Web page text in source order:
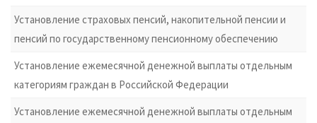
Установление страховых пенсий, накопительной пенсии и
пенсий по государственному пенсионному обеспечению
Установление ежемесячной денежной выплаты отдельным
категориям граждан в Российской Федерации
Установление ежемесячной денежной выплаты отдельным